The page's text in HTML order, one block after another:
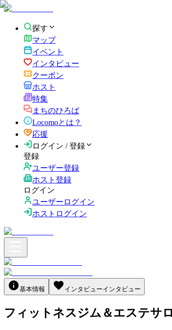
探す
マップ
イベント
インタビュー
クーポン
ホスト
特集
まちのひろば
Locomoとは？
応援
ログイン / 登録
登録
ユーザー登録
ホスト登録
ログイン
ユーザーログイン
ホストログイン
基本情報 インタビューインタビュー
フィットネスジム＆エステサ